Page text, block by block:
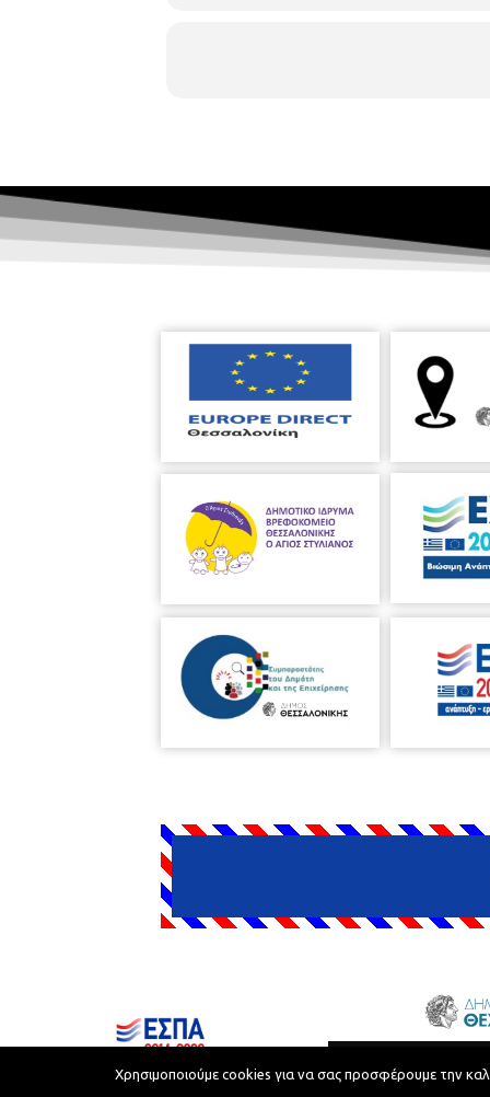
Όροι Χρήσης
Χρησιμοποιούμε cookies για να σας προσφέρουμε την